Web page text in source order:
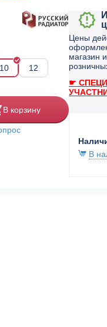
10 12
В корзину
Цены
магазин
☛
В